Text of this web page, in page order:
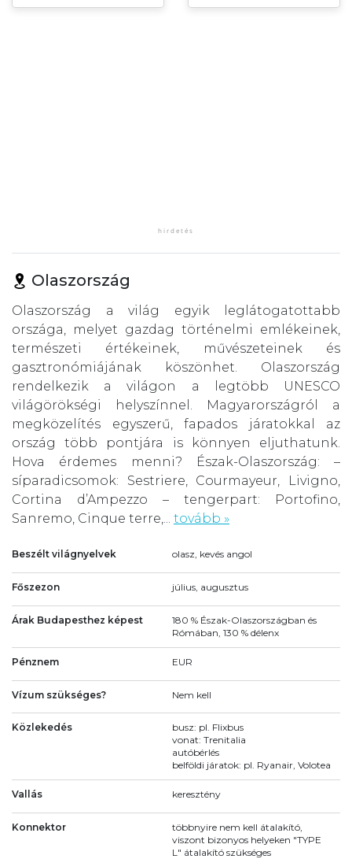
Olaszország
Olaszország a világ egyik leglátogatottabb
országa, melyet gazdag történelmi emlékeinek,
természeti értékeinek, művészeteinek és
gasztronómiájának köszönhet. Olaszország
rendelkezik a világon a legtöbb UNESCO
világörökségi helyszínnel. Magyarországról a
megközelítés egyszerű, fapados járatokkal az
ország több pontjára is könnyen eljuthatunk.
Hova érdemes menni? Észak-Olaszország: –
síparadicsomok: Sestriere, Courmayeur, Livigno,
Cortina d’Ampezzo – tengerpart: Portofino,
Sanremo, Cinque terre,... tovább »
Beszélt világnyelvek olasz, kevés angol
Főszezon július, augusztus
Árak Budapesthez képest
180 % Észak-Olaszországban és
Rómában, 130 % délenx
Pénznem EUR
Vízum szükséges? Nem kell
Közlekedés
busz: pl. Flixbus
vonat: Trenitalia
autóbérlés
belföldi járatok: pl. Ryanair, Volotea
Vallás keresztény
Konnektor
többnyire nem kell átalakító,
viszont bizonyos helyeken "TYPE
L" átalakító szükséges